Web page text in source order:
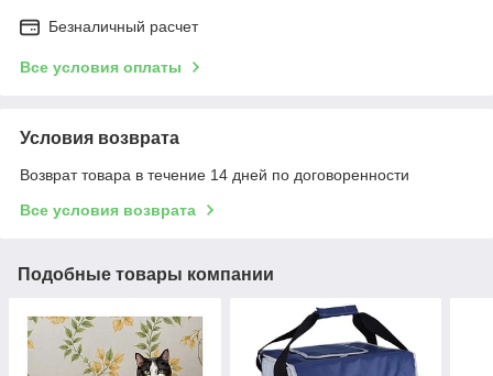
Безналичный расчет
Все условия оплаты
Условия возврата
Возврат товара в течение 14 дней по договоренности
Все условия возврата
Подобные товары компании